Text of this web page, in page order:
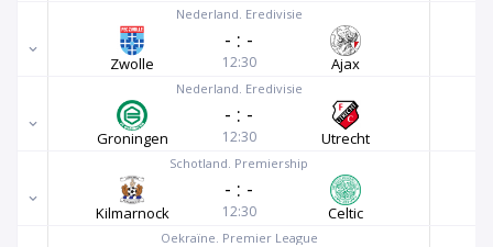
Nederland. Eredivisie
Zwolle
- : -
12:30 Ajax
Nederland. Eredivisie
Groningen
- : -
12:30 Utrecht
Schotland. Premiership
Kilmarnock
- : -
12:30 Celtic
Oekraïne. Premier League